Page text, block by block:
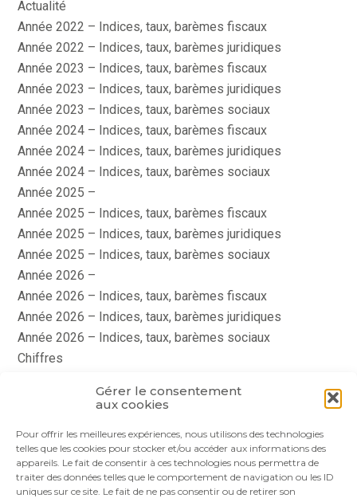
Gérer le consentement
aux cookies
Pour offrir les meilleures expériences, nous utilisons des technologies
telles que les cookies pour stocker et/ou accéder aux informations des
appareils. Le fait de consentir à ces technologies nous permettra de
traiter des données telles que le comportement de navigation ou les ID
uniques sur ce site. Le fait de ne pas consentir ou de retirer son
Actualité
Année 2022 – Indices, taux, barèmes fiscaux
Année 2022 – Indices, taux, barèmes juridiques
Année 2023 – Indices, taux, barèmes fiscaux
Année 2023 – Indices, taux, barèmes juridiques
Année 2023 – Indices, taux, barèmes sociaux
Année 2024 – Indices, taux, barèmes fiscaux
Année 2024 – Indices, taux, barèmes juridiques
Année 2024 – Indices, taux, barèmes sociaux
Année 2025 –
Année 2025 – Indices, taux, barèmes fiscaux
Année 2025 – Indices, taux, barèmes juridiques
Année 2025 – Indices, taux, barèmes sociaux
Année 2026 –
Année 2026 – Indices, taux, barèmes fiscaux
Année 2026 – Indices, taux, barèmes juridiques
Année 2026 – Indices, taux, barèmes sociaux
Chiffres
Le coin du dirigeant